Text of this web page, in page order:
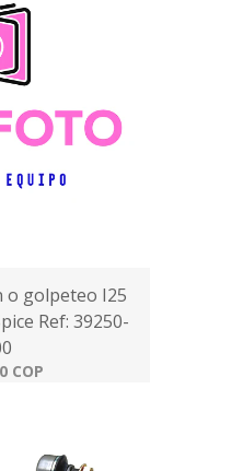
o golpeteo I25
Ref: 39250-
COP